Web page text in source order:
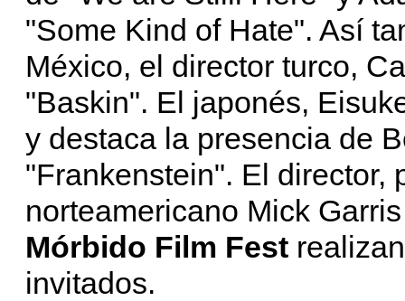
"Some Kind of Hate". Así
México, el director turco,
"Baskin". El japonés,
y destaca la presencia de
"Frankenstein". El director,
norteamericano Mick
Mórbido Film Fest
invitados.